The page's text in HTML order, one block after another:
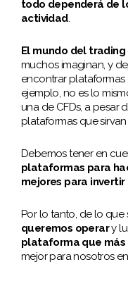
todo dependerá de
actividad.
El mundo del trading
muchos imaginan, y
encontrar plataformas
ejemplo, no es lo
una de CFDs, a pesar
plataformas que
Debemos tener en
plataformas para
mejores para invertir
Por lo tanto, de lo que
queremos operary
plataforma que más
mejor para nosotros